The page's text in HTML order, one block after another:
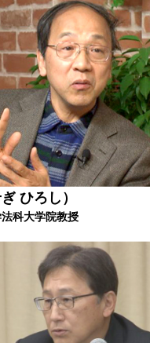
ひろし）
科大学院教授